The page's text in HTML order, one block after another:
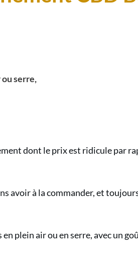
chaque
variétés
premium)
serre,
dont le prix est ridicule par
avoir à la commander, et
plein air ou en serre, avec un